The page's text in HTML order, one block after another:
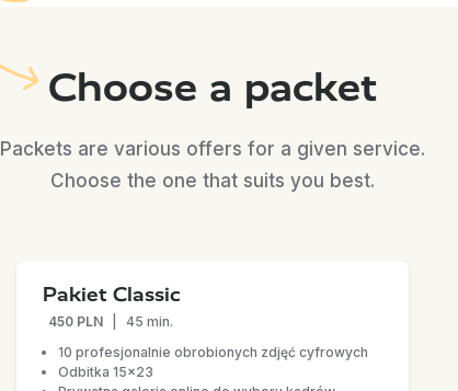
Choose a packet
Packets are various offers for a given service.
Choose the one that suits you best.
Pakiet Classic
450 PLN
45 min.
10 profesjonalnie obrobionych zdjęć cyfrowych
Odbitka 15x23